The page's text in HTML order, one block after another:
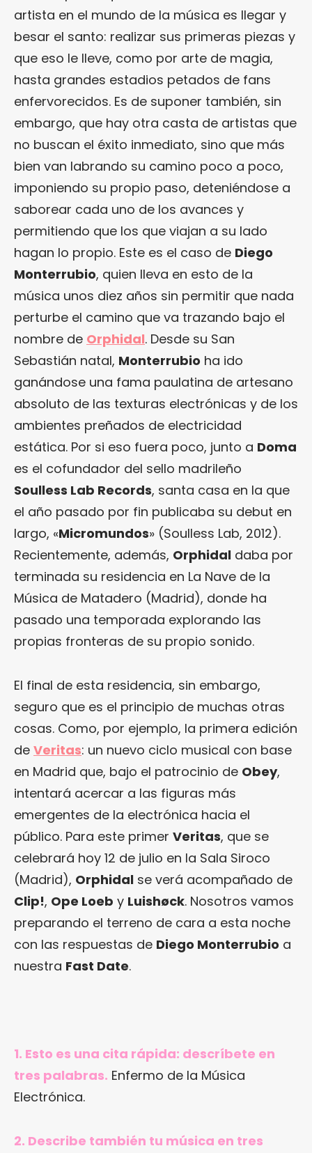
artista en el mundo de la música es llegar y
besar el santo: realizar sus primeras piezas y
que eso le lleve, como por arte de magia,
hasta grandes estadios petados de fans
enfervorecidos. Es de suponer también, sin
embargo, que hay otra casta de artistas que
no buscan el éxito inmediato, sino que más
bien van labrando su camino poco a poco,
imponiendo su propio paso, deteniéndose a
saborear cada uno de los avances y
permitiendo que los que viajan a su lado
hagan lo propio. Este es el caso de Diego
Monterrubio, quien lleva en esto de la
música unos diez años sin permitir que nada
perturbe el camino que va trazando bajo el
nombre de Orphidal. Desde su San
Sebastián natal, Monterrubio ha ido
ganándose una fama paulatina de artesano
absoluto de las texturas electrónicas y de los
ambientes preñados de electricidad
estática. Por si eso fuera poco, junto a Doma
es el cofundador del sello madrileño
Soulless Lab Records, santa casa en la que
el año pasado por fin publicaba su debut en
largo, «Micromundos» (Soulless Lab, 2012).
Recientemente, además, Orphidal daba por
terminada su residencia en La Nave de la
Música de Matadero (Madrid), donde ha
pasado una temporada explorando las
propias fronteras de su propio sonido.
El final de esta residencia, sin embargo,
seguro que es el principio de muchas otras
cosas. Como, por ejemplo, la primera edición
de Veritas: un nuevo ciclo musical con base
en Madrid que, bajo el patrocinio de Obey,
intentará acercar a las figuras más
emergentes de la electrónica hacia el
público. Para este primer Veritas, que se
celebrará hoy 12 de julio en la Sala Siroco
(Madrid), Orphidal se verá acompañado de
Clip!, Ope Loeb y Luishøck. Nosotros vamos
preparando el terreno de cara a esta noche
con las respuestas de Diego Monterrubio a
nuestra Fast Date.
1. Esto es una cita rápida: descríbete en
tres palabras. Enfermo de la Música
Electrónica.
2. Describe también tu música en tres